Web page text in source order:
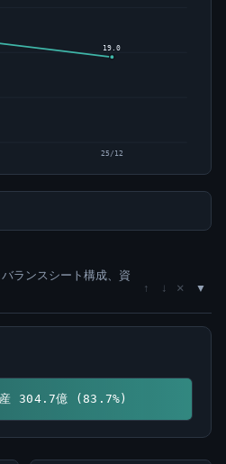
19.0
25/12
ランスシート構成、資
↑ ↓ ×
産 304.7億 (83.7%)